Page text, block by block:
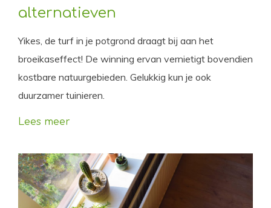
alternatieven
Yikes, de turf in je potgrond draagt bij aan het
broeikaseffect! De winning ervan vernietigt bovendien
kostbare natuurgebieden. Gelukkig kun je ook
duurzamer tuinieren.
Lees meer